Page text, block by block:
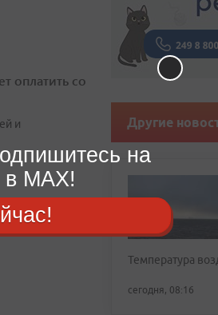
оплатить со
и
Другие
Температура
сегодня, 08:16
на
MAX!